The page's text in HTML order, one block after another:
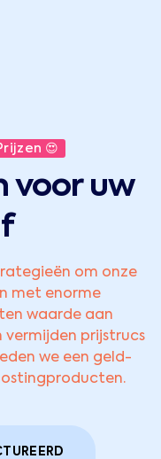
😍
voor uw
om onze
met enorme
waarde aan
vermijden prijstrucs
we een geld-